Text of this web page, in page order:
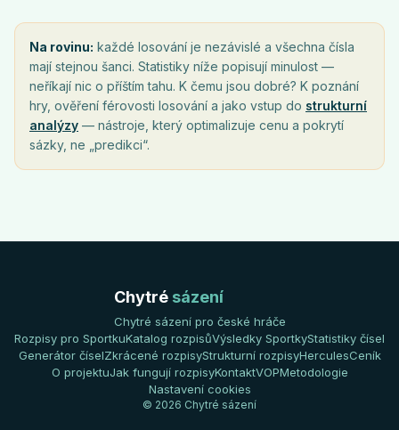
Na rovinu: každé losování je nezávislé a všechna čísla
mají stejnou šanci. Statistiky níže popisují minulost —
neříkají nic o příštím tahu. K čemu jsou dobré? K poznání
hry, ověření férovosti losování a jako vstup do strukturní
analýzy — nástroje, který optimalizuje cenu a pokrytí
sázky, ne „predikci“.
Chytré sázení
Chytré sázení pro české hráče
Rozpisy pro SportkuKatalog rozpisůVýsledky SportkyStatistiky čísel
Generátor číselZkrácené rozpisyStrukturní rozpisyHerculesCeník
O projektuJak fungují rozpisyKontaktVOPMetodologie
Nastavení cookies
© 2026 Chytré sázení